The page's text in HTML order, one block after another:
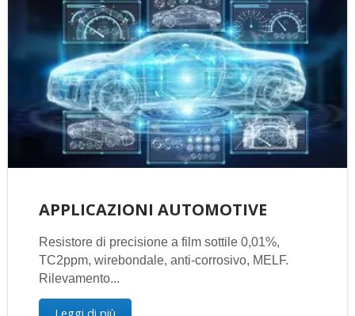
APPLICAZIONI AUTOMOTIVE
Resistore di precisione a film sottile 0,01%,
TC2ppm, wirebondale, anti-corrosivo, MELF.
Rilevamento...